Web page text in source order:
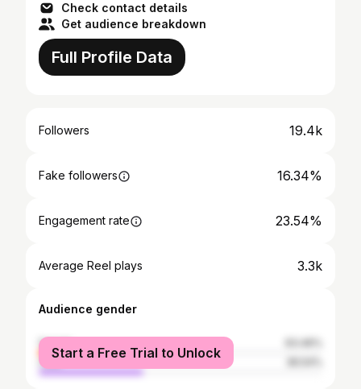
Check contact details
Get audience breakdown
Full Profile Data
Followers 19.4k
Fake followers 16.34%
Engagement rate 23.54%
Average Reel plays 3.3k
Audience gender
female
male
Start a Free Trial to Unlock